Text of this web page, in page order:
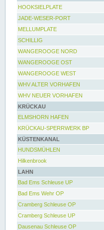
HOOKSIELPLATE
JADE-WESER-PORT
MELLUMPLATE
SCHILLIG
WANGEROOGE NORD
WANGEROOGE OST
WANGEROOGE WEST
WHV ALTER VORHAFEN
WHV NEUER VORHAFEN
KRÜCKAU
ELMSHORN HAFEN
KRÜCKAU-SPERRWERK BP
KÜSTENKANAL
HUNDSMÜHLEN
Hilkenbrook
LAHN
Bad Ems Schleuse UP
Bad Ems Wehr OP
Cramberg Schleuse OP
Cramberg Schleuse UP
Dausenau Schleuse OP